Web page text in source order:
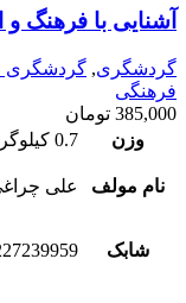
آشنایی با فرهنگ و
گردشگری, گردشگری
فرهنگی
385,000 تومان
وزن
0.7 کیلوگرم
نام مولف علی
شابک